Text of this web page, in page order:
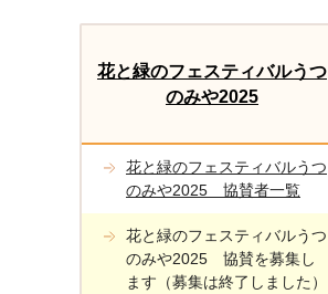
花と緑のフェスティバルうつ
のみや2025
花と緑のフェスティバルうつ
のみや2025 協賛者一覧
花と緑のフェスティバルうつ
のみや2025 協賛を募集し
ます（募集は終了しました）